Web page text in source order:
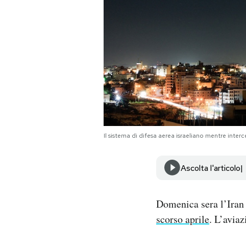
AREA PERSONALE
Il sistema di difesa aerea israeliano mentre
Ascolta l'articolo
Domenica sera
scorso aprile.